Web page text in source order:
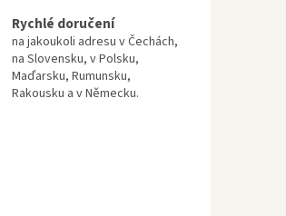
Rychlé doručení
na jakoukoli adresu v Čechách,
na Slovensku, v Polsku,
Maďarsku, Rumunsku,
Rakousku a v Německu.